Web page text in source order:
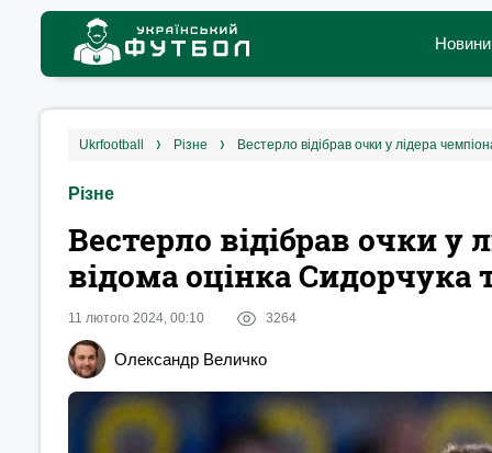
Новини
ukrfootball різне Вестерло відібрав очки у лідера
Різне
Вестерло відібрав очки у
відома оцінка Сидорчука
11 лютого 2024, 00:10 3264
Олександр Величко